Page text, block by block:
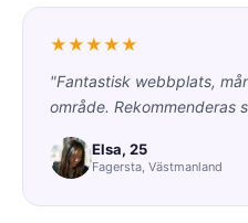
★★★★★
"Fantastisk webbplats,
område. Rekommenderas
Elsa, 25
Fagersta, Västmanland